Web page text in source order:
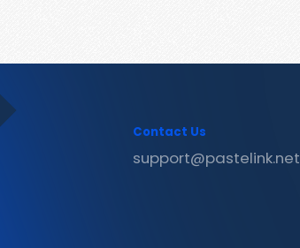
Contact Us
support@pastelink.net